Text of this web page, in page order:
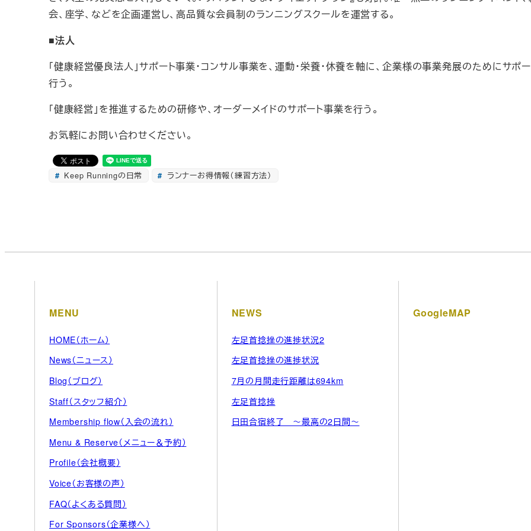
会、座学、などを企画運営し、高品質な会員制のランニングスクールを運営する。
■法人
「健康経営優良法人」サポート事業・コンサル事業を、運動・栄養・休養を軸に、企業様の事業発展のためにサポ
行う。
「健康経営」を推進するための研修や、オーダーメイドのサポート事業を行う。
お気軽にお問い合わせください。
Keep Runningの日常 ランナーお得情報（練習方法）
MENU
HOME（ホーム）
News（ニュース）
Blog（ブログ）
Staff（スタッフ紹介）
Membership flow（入会の流れ）
Menu & Reserve（メニュー＆予約）
Profile（会社概要）
Voice（お客様の声）
FAQ（よくある質問）
For Sponsors（企業様へ）
NEWS
左足首捻挫の進捗状況2
左足首捻挫の進捗状況
7月の月間走行距離は694km
左足首捻挫
日田合宿終了 ～最高の2日間～
GoogleMAP